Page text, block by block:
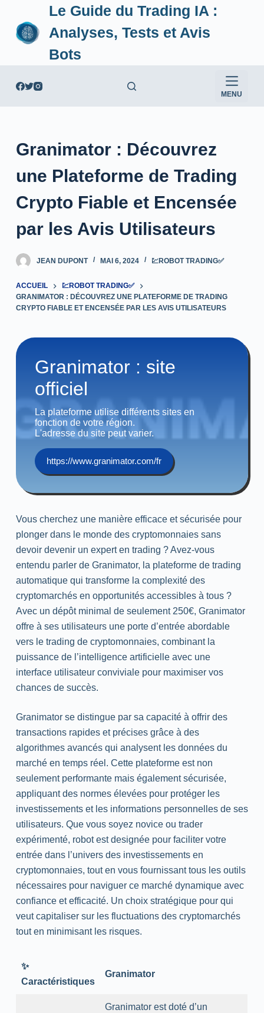
a
o
Le Guide du Trading IA :
Analyses, Tests et Avis
Bots
MENU
Granimator : Découvrez
une Plateforme de Trading
Crypto Fiable et Encensée
par les Avis Utilisateurs
JEAN DUPONT MAI 6, 2024 💹ROBOT TRADING✅
ACCUEIL
💹ROBOT TRADING✅
GRANIMATOR : DÉCOUVREZ UNE PLATEFORME DE TRADING
CRYPTO FIABLE ET ENCENSÉE PAR LES AVIS UTILISATEURS
Granimator : site
officiel
La plateforme utilise différents sites en
fonction de votre région.
L'adresse du site peut varier.
https://www.granimator.com/fr
Vous cherchez une manière efficace et sécurisée pour
plonger dans le monde des cryptomonnaies sans
devoir devenir un expert en trading ? Avez-vous
entendu parler de Granimator, la plateforme de trading
automatique qui transforme la complexité des
cryptomarchés en opportunités accessibles à tous ?
Avec un dépôt minimal de seulement 250€, Granimator
offre à ses utilisateurs une porte d’entrée abordable
vers le trading de cryptomonnaies, combinant la
puissance de l’intelligence artificielle avec une
interface utilisateur conviviale pour maximiser vos
chances de succès.
Granimator se distingue par sa capacité à offrir des
transactions rapides et précises grâce à des
algorithmes avancés qui analysent les données du
marché en temps réel. Cette plateforme est non
seulement performante mais également sécurisée,
appliquant des normes élevées pour protéger les
investissements et les informations personnelles de ses
utilisateurs. Que vous soyez novice ou trader
expérimenté, robot est designée pour faciliter votre
entrée dans l’univers des investissements en
cryptomonnaies, tout en vous fournissant tous les outils
nécessaires pour naviguer ce marché dynamique avec
confiance et efficacité. Un choix stratégique pour qui
veut capitaliser sur les fluctuations des cryptomarchés
tout en minimisant les risques.
✨
Caractéristiques
Granimator
Granimator est doté d’un